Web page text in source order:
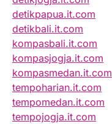
detikpapua.it.com
detikbali.it.com
kompasbali.it.com
kompasjogja.it.com
kompasmedan.it.com
tempoharian.it.com
tempomedan.it.com
tempojogja.it.com